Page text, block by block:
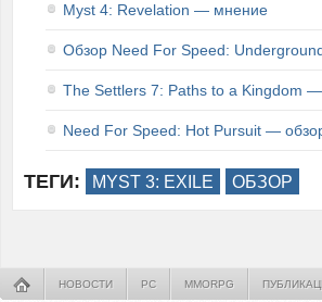
Myst 4: Revelation — мнение
Обзор Need For Speed:
The Settlers 7: Paths to a Kingdom
Need For Speed: Hot Pursuit —
ТЕГИ: MYST 3: EXILE ОБЗОР
НОВОСТИ PC MMORPG